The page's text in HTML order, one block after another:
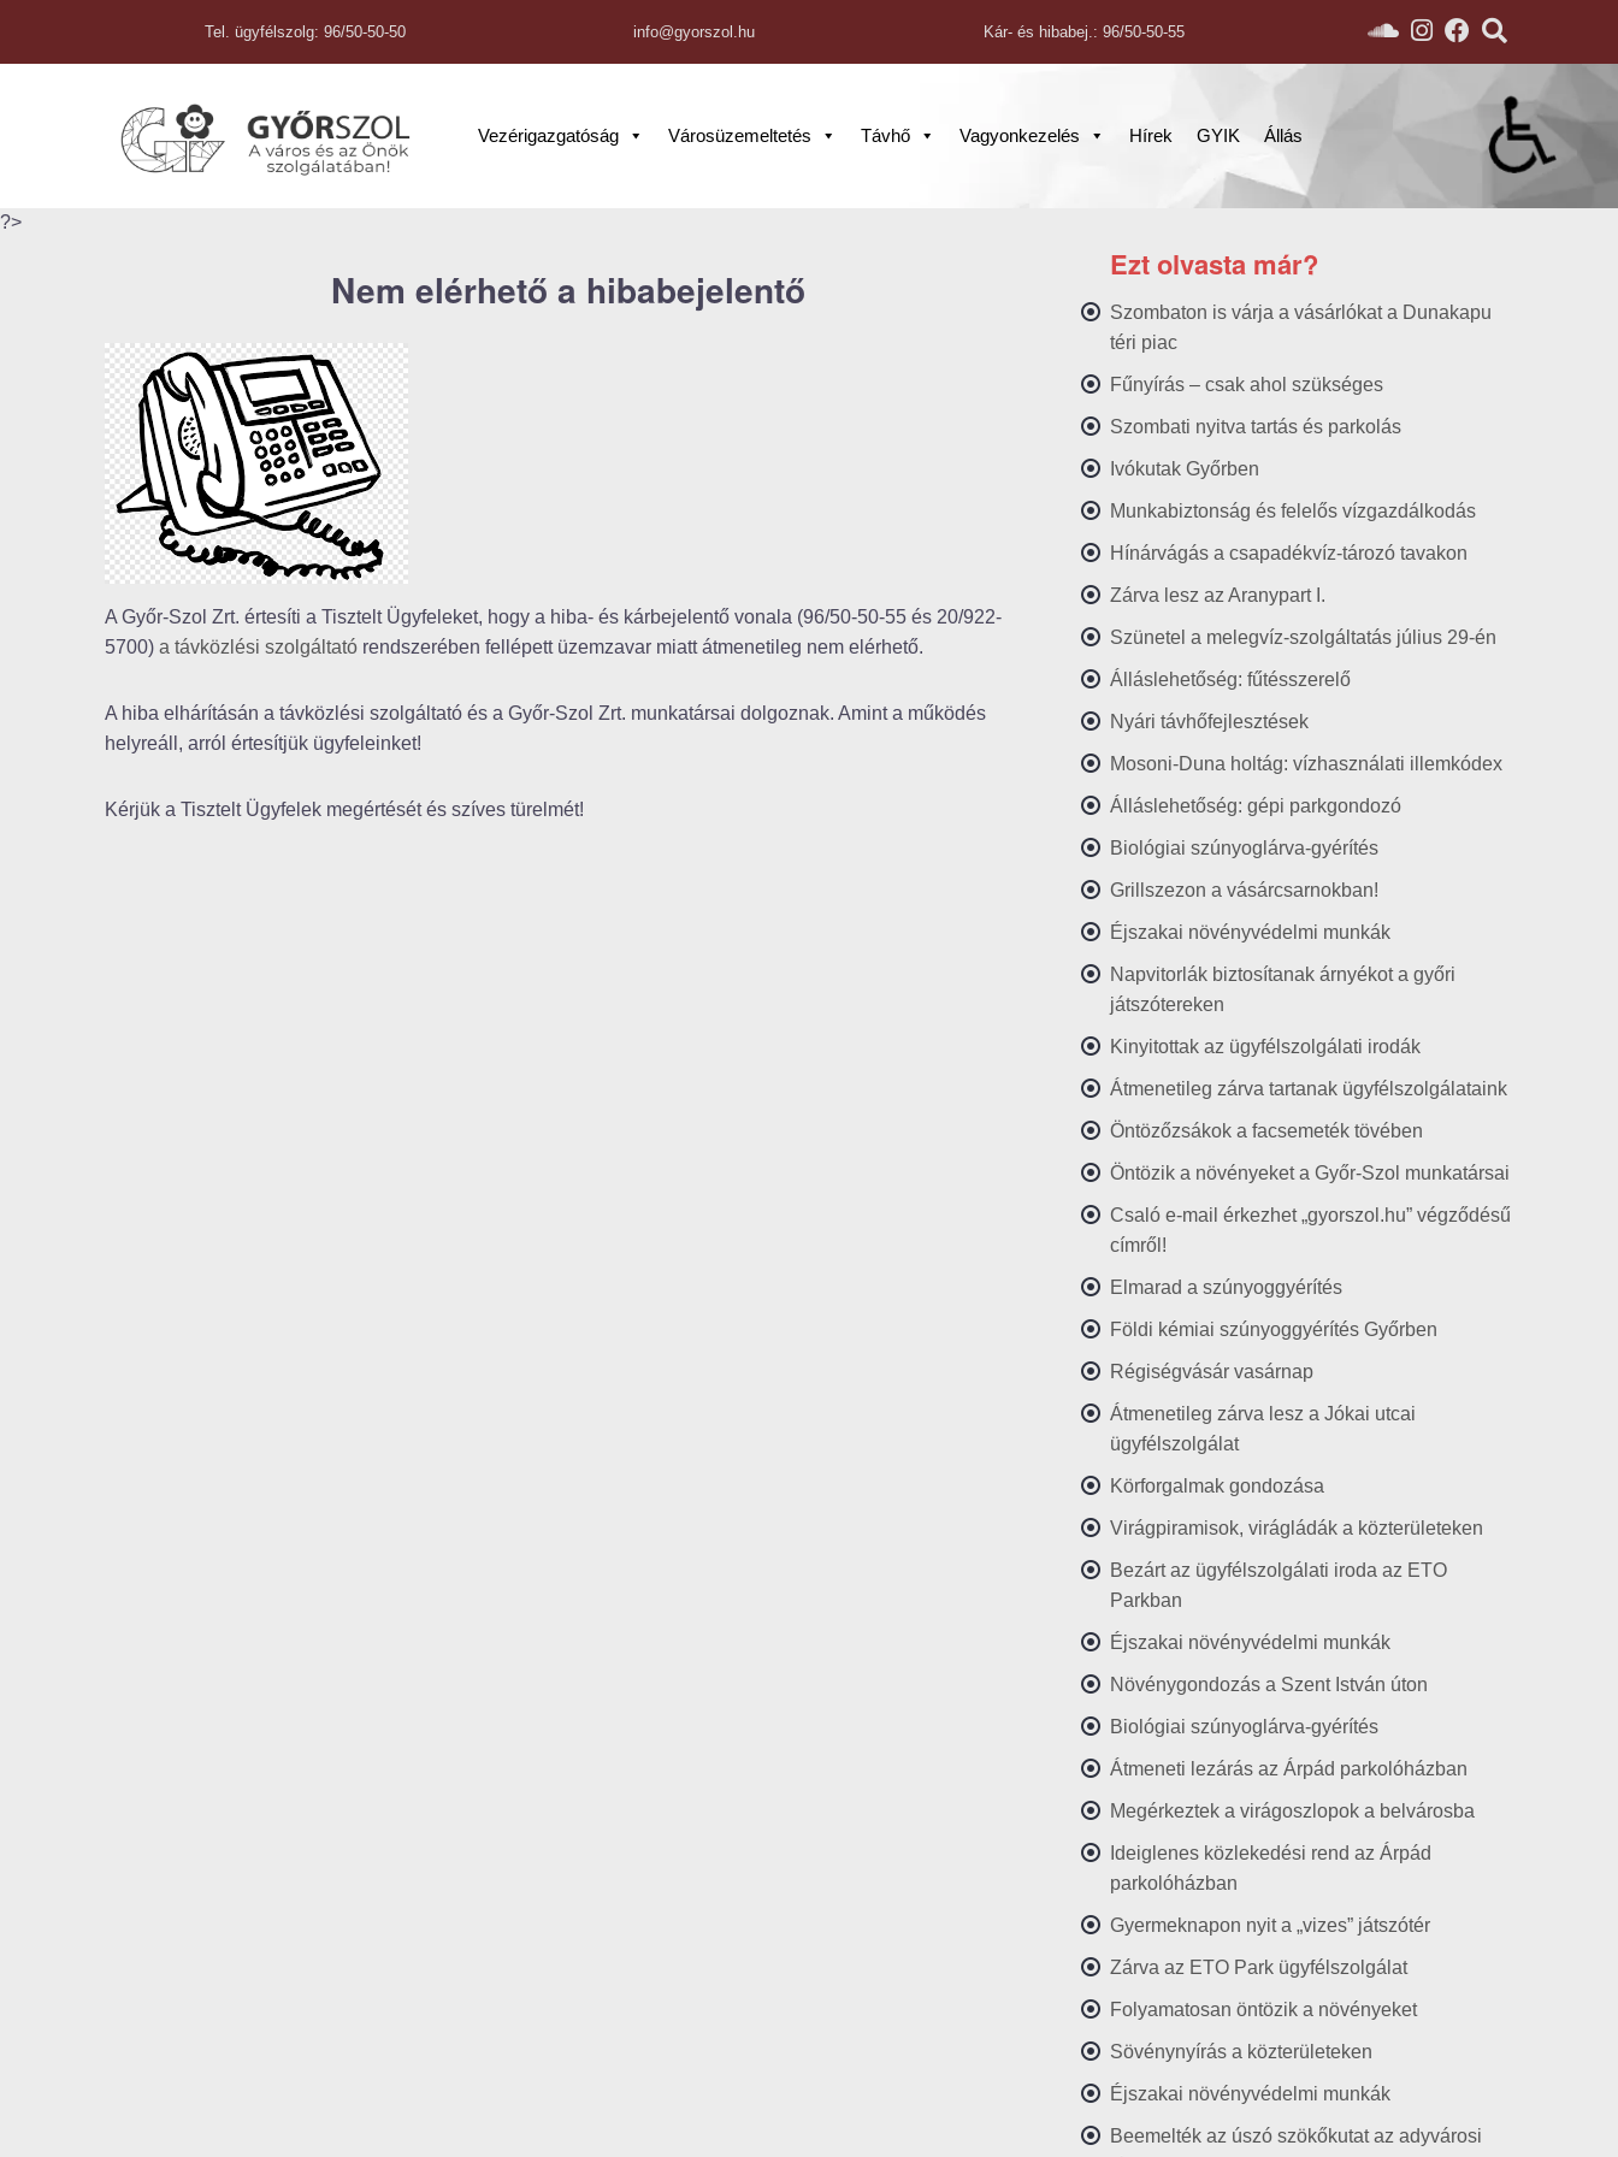
Tel. ügyfélszolg: 96/50-50-50 info@gyorszol.hu Kár- és hibabej.: 96/50-50-55
Vezérigazgatóság Városüzemeltetés Távhő Vagyonkezelés Hírek GYIK Állás
?>
Nem elérhető a hibabejelentő
A Győr-Szol Zrt. értesíti a Tisztelt Ügyfeleket, hogy a hiba- és kárbejelentő vonala (96/50-50-55 és 20/922-
5700) a távközlési szolgáltató rendszerében fellépett üzemzavar miatt átmenetileg nem elérhető.
A hiba elhárításán a távközlési szolgáltató és a Győr-Szol Zrt. munkatársai dolgoznak. Amint a működés
helyreáll, arról értesítjük ügyfeleinket!
Kérjük a Tisztelt Ügyfelek megértését és szíves türelmét!
Ezt olvasta már?
Szombaton is várja a vásárlókat a Dunakapu
téri piac
Fűnyírás – csak ahol szükséges
Szombati nyitva tartás és parkolás
Ivókutak Győrben
Munkabiztonság és felelős vízgazdálkodás
Hínárvágás a csapadékvíz-tározó tavakon
Zárva lesz az Aranypart I.
Szünetel a melegvíz-szolgáltatás július 29-én
Álláslehetőség: fűtésszerelő
Nyári távhőfejlesztések
Mosoni-Duna holtág: vízhasználati illemkódex
Álláslehetőség: gépi parkgondozó
Biológiai szúnyoglárva-gyérítés
Grillszezon a vásárcsarnokban!
Éjszakai növényvédelmi munkák
Napvitorlák biztosítanak árnyékot a győri
játszótereken
Kinyitottak az ügyfélszolgálati irodák
Átmenetileg zárva tartanak ügyfélszolgálataink
Öntözőzsákok a facsemeték tövében
Öntözik a növényeket a Győr-Szol munkatársai
Csaló e-mail érkezhet „gyorszol.hu” végződésű
címről!
Elmarad a szúnyoggyérítés
Földi kémiai szúnyoggyérítés Győrben
Régiségvásár vasárnap
Átmenetileg zárva lesz a Jókai utcai
ügyfélszolgálat
Körforgalmak gondozása
Virágpiramisok, virágládák a közterületeken
Bezárt az ügyfélszolgálati iroda az ETO
Parkban
Éjszakai növényvédelmi munkák
Növénygondozás a Szent István úton
Biológiai szúnyoglárva-gyérítés
Átmeneti lezárás az Árpád parkolóházban
Megérkeztek a virágoszlopok a belvárosba
Ideiglenes közlekedési rend az Árpád
parkolóházban
Gyermeknapon nyit a „vizes” játszótér
Zárva az ETO Park ügyfélszolgálat
Folyamatosan öntözik a növényeket
Sövénynyírás a közterületeken
Éjszakai növényvédelmi munkák
Beemelték az úszó szökőkutat az adyvárosi